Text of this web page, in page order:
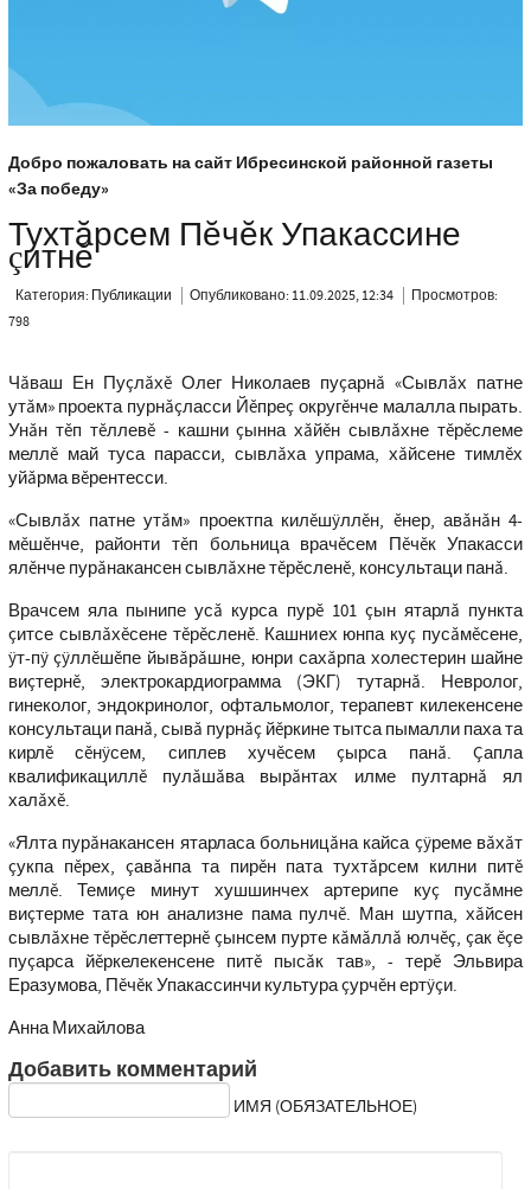
Добро пожаловать на сайт Ибресинской районной газеты
«За победу»
Тухтăрсем Пĕчĕк Упакассине
çитнĕ
Категория: Публикации Опубликовано: 11.09.2025, 12:34
Просмотров:
798
Чăваш Ен Пуçлăхĕ Олег Николаев пуçарнă «Сывлăх патне
утăм» проекта пурнăçласси Йĕпреç округĕнче малалла пырать.
Унăн тĕп тĕллевĕ - кашни çынна хăйĕн сывлăхне тĕрĕслеме
меллĕ май туса парасси, сывлăха упрама, хăйсене тимлĕх
уйăрма вĕрентесси.
«Сывлăх патне утăм» проектпа килĕшÿллĕн, ĕнер, авăнăн 4-
мĕшĕнче, районти тĕп больница врачĕсем Пĕчĕк Упакасси
ялĕнче пурăнакансен сывлăхне тĕрĕсленĕ, консультаци панă.
Врачсем яла пынипе усă курса пурĕ 101 çын ятарлă пункта
çитсе сывлăхĕсене тĕрĕсленĕ. Кашниех юнпа куç пусăмĕсене,
ÿт-пÿ çÿллĕшĕпе йывăрăшне, юнри сахăрпа холестерин шайне
виçтернĕ, электрокардиограмма (ЭКГ) тутарнă. Невролог,
гинеколог, эндокринолог, офтальмолог, терапевт килекенсене
консультаци панă, сывă пурнăç йĕркине тытса пымалли паха та
кирлĕ сĕнÿсем, сиплев хучĕсем çырса панă. Çапла
квалификациллĕ пулăшăва вырăнтах илме пултарнă ял
халăхĕ.
«Ялта пурăнакансен ятарласа больницăна кайса çÿреме вăхăт
çукпа пĕрех, çавăнпа та пирĕн пата тухтăрсем килни питĕ
меллĕ. Темиçе минут хушшинчех артерипе куç пусăмне
виçтерме тата юн анализне пама пулчĕ. Ман шутпа, хăйсен
сывлăхне тĕрĕслеттернĕ çынсем пурте кăмăллă юлчĕç, çак ĕçе
пуçарса йĕркелекенсене питĕ пысăк тав», - терĕ Эльвира
Еразумова, Пĕчĕк Упакассинчи культура çурчĕн ертÿçи.
Анна Михайлова
Добавить комментарий
ИМЯ (ОБЯЗАТЕЛЬНОЕ)